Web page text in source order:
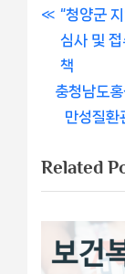
글
내
비
이
P
r
e
v
u
s
P
o
“청양군
심사 및
책
N
t
P
o
s
충청남도
만성질환
Related